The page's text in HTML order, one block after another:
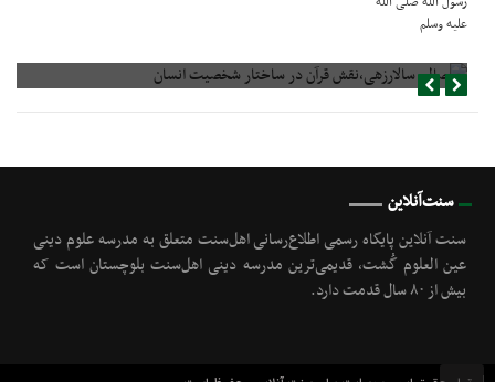
صالح سالارزهی،‌نقش قرآن در ساختار شخصیت انسان
سنت‌آنلاین
سنت آنلاین پایگاه رسمی اطلاع‌رسانی اهل‌سنت متعلق به مدرسه علوم دینی
عین العلوم گُشت, قدیمی‌ترین مدرسه دینی اهل‌سنت بلوچستان است که
بیش از ۸۰ سال قدمت دارد.